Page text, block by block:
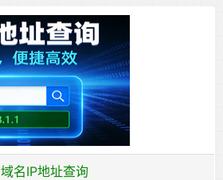
域名IP地址查询